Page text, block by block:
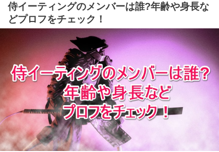
侍イーティングのメンバーは誰?年齢や身長な
どプロフをチェック！